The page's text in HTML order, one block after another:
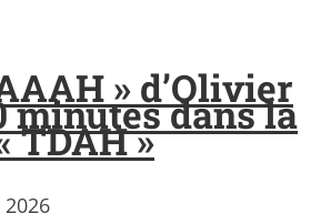
» d’Olivier
minutes dans la
TDAH »